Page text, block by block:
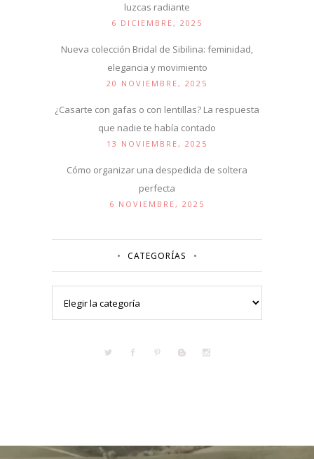
luzcas radiante
6 DICIEMBRE, 2025
Nueva colección Bridal de Sibilina: feminidad,
elegancia y movimiento
20 NOVIEMBRE, 2025
¿Casarte con gafas o con lentillas? La respuesta
que nadie te había contado
13 NOVIEMBRE, 2025
Cómo organizar una despedida de soltera
perfecta
6 NOVIEMBRE, 2025
CATEGORÍAS